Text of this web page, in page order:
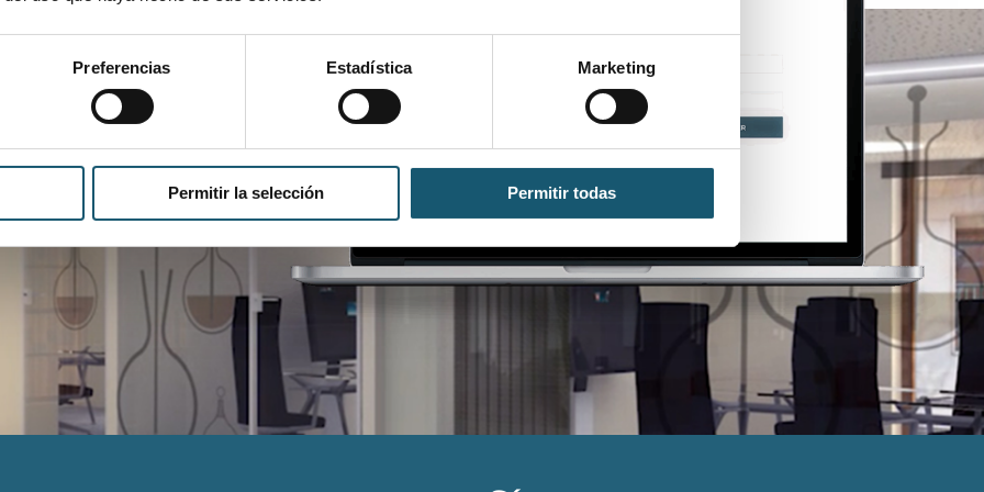
Preferencias Estadística Marketing
Permitir la selección Permitir todas
tu farmacia.